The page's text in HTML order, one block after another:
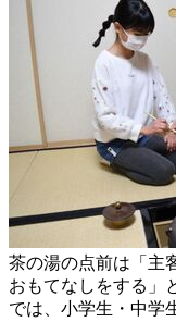
茶の湯の点前は「主
おもてなしをする」
では、小学生・中学